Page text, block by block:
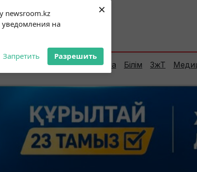
newsroom.kz
уведомления на
Запретить Разрешить
×
click on 34°C Шымкент:
Елорда Сараптама Білім ЗжТ